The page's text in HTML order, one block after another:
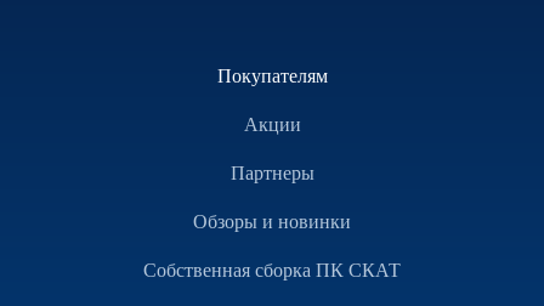
Покупателям
Акции
Партнеры
Обзоры и новинки
Собственная сборка ПК СКАТ